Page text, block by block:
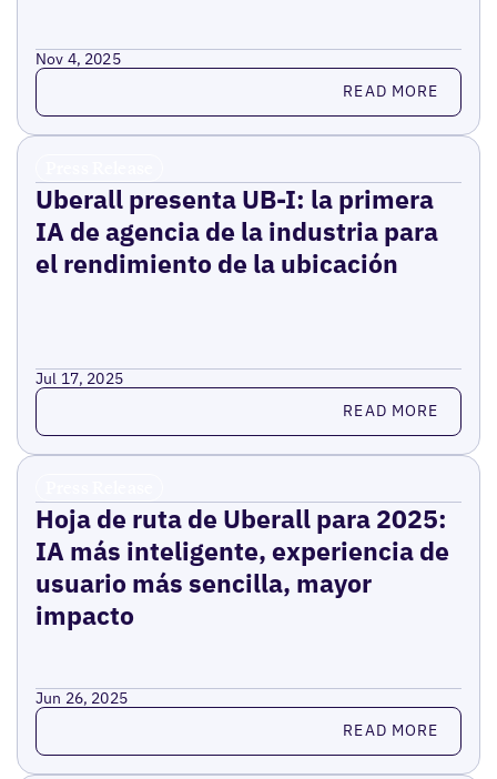
Nov 4, 2025
Read more READ MORE
Uberall presenta UB-I: la primera
IA de agencia de la industria para
el rendimiento de la ubicación
Jul 17, 2025
Read more READ MORE
Hoja de ruta de Uberall para 2025:
IA más inteligente, experiencia de
usuario más sencilla, mayor
impacto
Jun 26, 2025
Read more READ MORE